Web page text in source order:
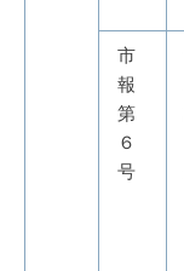
市
報
第
６
号